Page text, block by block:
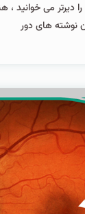
دیرتر می خوانید ،
نوشته های دور